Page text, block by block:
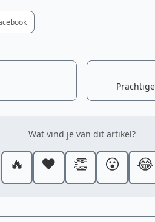
Wat vind je van dit artikel?
🔥 ❤️ 👏 😮 😂